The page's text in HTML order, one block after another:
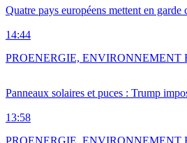
Quatre pays européens mettent en
14:44
Panneaux solaires et puces : Trump
13:58
PROENERGIE, ENVIRONNEMENT